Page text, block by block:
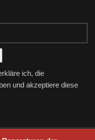
ich, die
und akzeptiere diese